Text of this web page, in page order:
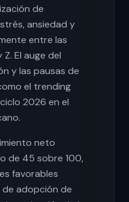
de
ansiedad y
entre las
El auge del
y las pausas de
el trending
2026 en el
neto
de 45 sobre 100,
favorables
adopción de